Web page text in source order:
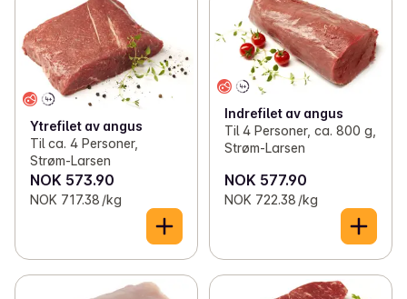
Ytrefilet av angus
Til ca. 4 Personer,
Strøm-Larsen
NOK 573.90
NOK 717.38 /kg
Indrefilet av angus
Til 4 Personer, ca. 800 g,
Strøm-Larsen
NOK 577.90
NOK 722.38 /kg